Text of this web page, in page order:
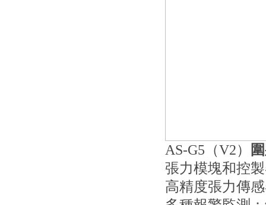
AS-G5（V2）
張力模塊和控
高精度張力傳